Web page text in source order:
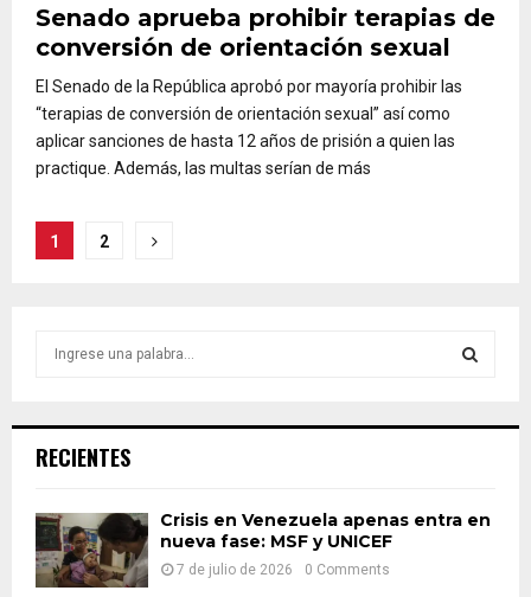
Senado aprueba prohibir terapias de
conversión de orientación sexual
El Senado de la República aprobó por mayoría prohibir las
“terapias de conversión de orientación sexual” así como
aplicar sanciones de hasta 12 años de prisión a quien las
practique. Además, las multas serían de más
Paginación
1 2
h
o
:
RECIENTES
Crisis en Venezuela apenas entra en
nueva fase: MSF y UNICEF
7 de julio de 2026 0 Comments